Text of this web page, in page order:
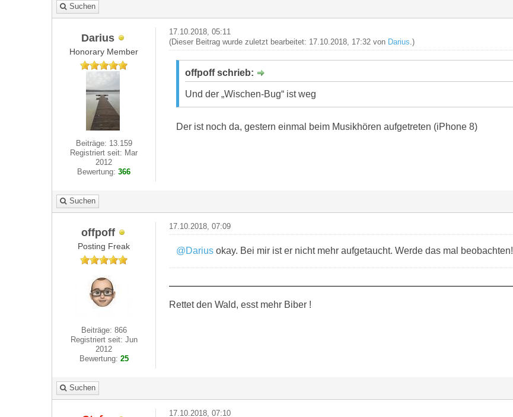
Suchen
Darius
Honorary Member
Beiträge: 13.159
Registriert seit: Mar
2012
Bewertung:366
17.10.2018, 05:11
(Dieser Beitrag wurde zuletzt bearbeitet: 17.10.2018, 17:32 von Darius .)
offpoff schrieb:
Und der „Wischen-Bug“ ist weg
Der ist noch da, gestern einmal beim Musikhören aufgetreten (iPhone 8)
Suchen
offpoff
Posting Freak
Beiträge: 866
Registriert seit: Jun
2012
Bewertung: 25
17.10.2018, 07:09
@Dariusokay. Bei mir ist er nicht mehr aufgetaucht. Werde das mal beobachten!
Rettet den Wald, esst mehr Biber !
Suchen
17.10.2018, 07:10